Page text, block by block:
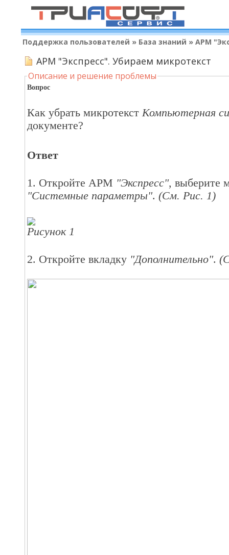
Поддержка пользователей » База знаний » АРМ
АРМ "Экспресс". Убираем микротекст
Описание и решение проблемы
Вопрос
Как убрать микротекст Компьютерная
документе?
Ответ
1. Откройте АРМ "Экспресс", выберите
"Системные параметры". (См. Рис. 1)
Рисунок 1
2. Откройте вкладку "Дополнительно".